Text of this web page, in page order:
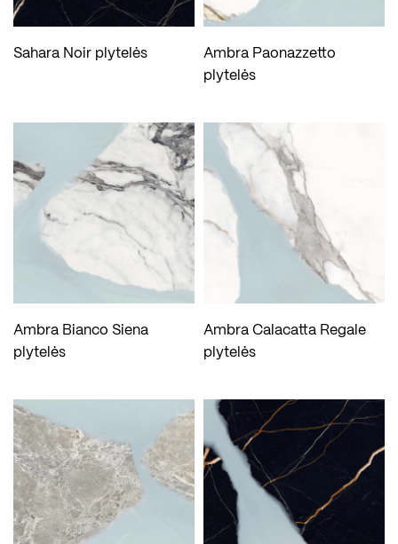
Sahara Noir plytelės
Ambra Paonazzetto
plytelės
Ambra Bianco Siena
plytelės
Ambra Calacatta Regale
plytelės